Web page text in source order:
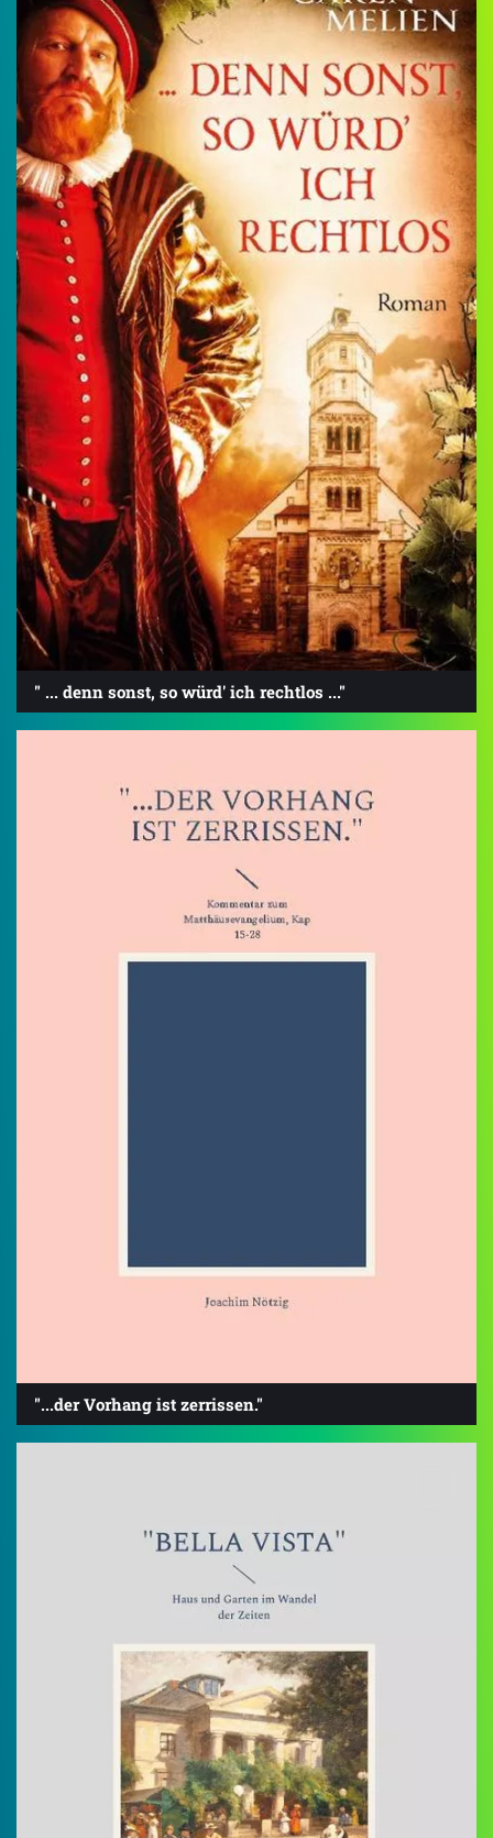
" ... denn sonst, so würd' ich rechtlos ..."
"...der Vorhang ist zerrissen."